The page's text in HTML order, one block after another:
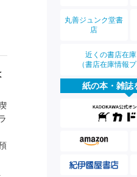
丸善ジュンク堂書
店
近くの書店在
（書店在庫情報
紙の本・雑誌